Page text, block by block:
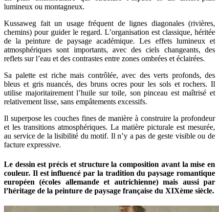
lumineux ou montagneux.
Kussaweg fait un usage fréquent de lignes diagonales (rivières,
chemins) pour guider le regard. L’organisation est classique, héritée
de la peinture de paysage académique. Les effets lumineux et
atmosphériques sont importants, avec des ciels changeants, des
reflets sur l’eau et des contrastes entre zones ombrées et éclairées.
Sa palette est riche mais contrôlée, avec des verts profonds, des
bleus et gris nuancés, des bruns ocres pour les sols et rochers. Il
utilise majoritairement l’huile sur toile, son pinceau est maîtrisé et
relativement lisse, sans empâtements excessifs.
Il superpose les couches fines de manière à construire la profondeur
et les transitions atmosphériques. La matière picturale est mesurée,
au service de la lisibilité du motif. Il n’y a pas de geste visible ou de
facture expressive.
Le dessin est précis et structure la composition avant la mise en
couleur. Il est influencé par la tradition du paysage romantique
européen (écoles allemande et autrichienne) mais aussi par
l’héritage de la peinture de paysage française du XIXème siècle.